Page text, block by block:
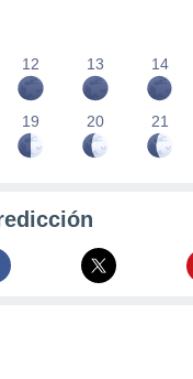
12 13 14
19 20 21